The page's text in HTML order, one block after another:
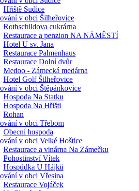
Hřiště Sudice
v obci Šilheřovice
Rothschildova cukrárna
Restaurace a penzion NA NÁMĚSTÍ
Hotel U sv. Jana
Restaurace Palmenhaus
Restaurace Dolní dvůr
Medoo - Zámecká medárna
Hotel Golf Šilheřovice
v obci Štěpánkovice
Hospoda Na Statku
Hospoda Na Hřišti
Rohan
v obci Třebom
Obecní hospoda
v obci Velké Hoštice
Restaurace a vinárna Na Zámečku
Pohostinství Vítek
Hospůdka U Hájků
v obci Vřesina
Restaurace Vojáček